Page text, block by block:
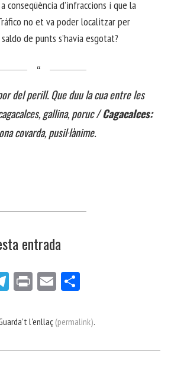
conseqüència d’infraccions i que la
no et va poder localitzar per
de punts s’havia esgotat?
del perill. Que duu la cua entre les
gallina, poruc /Cagacalces:
covarda, pusil·lànime.
entrada
Te
gr
m
Pri E
ail pa
ei
l'enllaç (permalink).